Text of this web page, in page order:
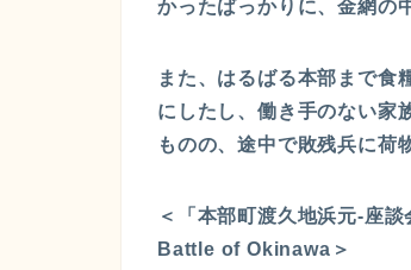
かったばっかりに、金網の
また、はるばる本部まで食
にしたし、働き手のない家
ものの、途中で敗残兵に荷
＜「本部町渡久地浜元-座
Battle of Okinawa＞